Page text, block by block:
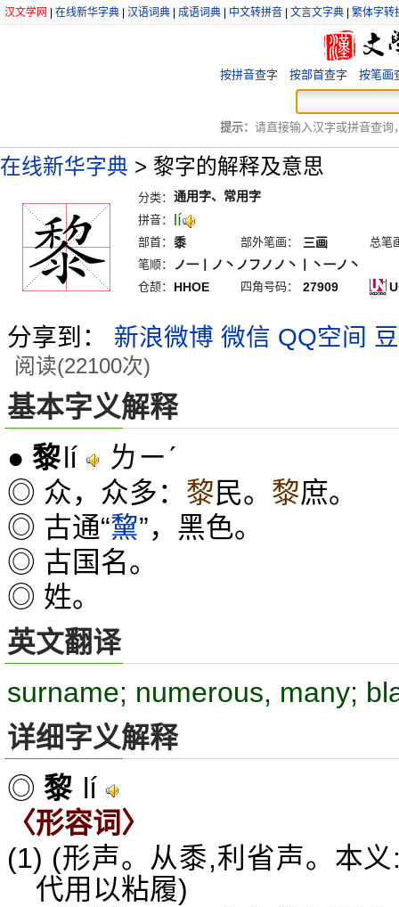
汉文学网 在线新华字典 汉语词典 成语词典 中文转拼音 文言文字典 繁体字转
按拼音查字 按部首查字 按笔画
提示： 请直接输入汉字或拼音查询
在线新华字典 > 黎字的解释及意思
分类： 通用字、常用字
拼音： lí
部首： 黍 部外笔画： 三画
总笔
笔顺：
ノ一丨ノ丶ノフノノ丶丨丶一ノ丶
仓颉： HHOE 四角号码： 27909
分享到： 新浪微博 微信 QQ空间
阅读(22100次)
基本字义解释
● 黎lí ㄌㄧˊ
◎ 众，众多： 黎民。 黎庶。
◎ 古通“黧”，黑色。
◎ 古国名。
◎ 姓。
英文翻译
surname; numerous, many;
详细字义解释
◎ 黎 lí
〈形容词〉
(1) (形声。从黍,利省声。本
代用以粘履)